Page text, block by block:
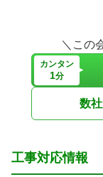
＼この
カンタン
1分
数
工事対応情報